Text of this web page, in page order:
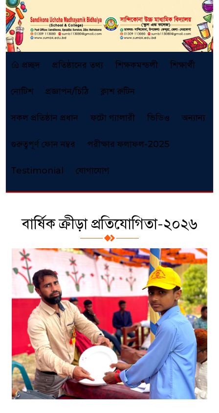
প্রচ্ছদ প্রতিষ্ঠানের তথ্য শিক্ষকমন্ডলী শিক্ষার্থী
নোটিশ প্রজ্ঞাপন/চিঠি ক্লাশ রুটিন
সকল প্রতিষ্ঠান প্রধান ফটো গ্যালারী ভিডিও অন্যান্য
গুরুত্বপূর্ণ ফোন নম্বর পরীক্ষার ফলাফল-2025
Testimonial যোগাযোগ
বার্ষিক ক্রীড়া প্রতিযোগিতা-২০২৬